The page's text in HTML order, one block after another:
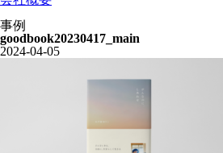
事例
goodbook20230417_main
2024-04-05